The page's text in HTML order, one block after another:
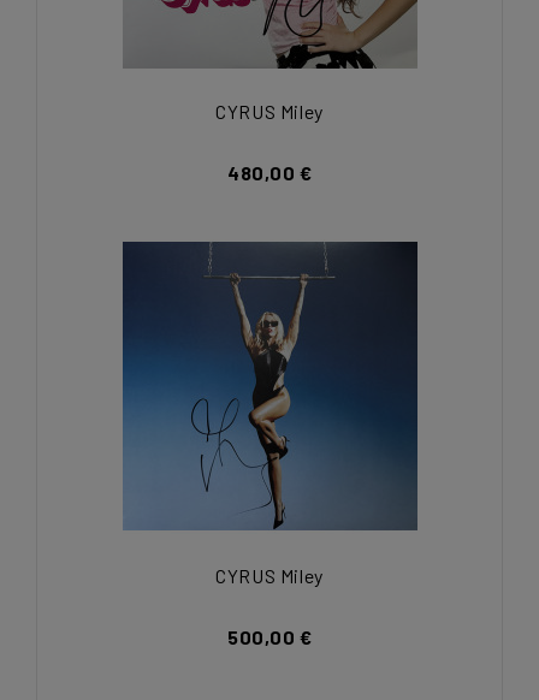
CYRUS Miley
480,00 €
CYRUS Miley
500,00 €